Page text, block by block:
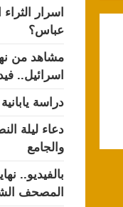
اسرار
عباس؟
مشاهد من
اسرائيل..
دراسة
دعاء ليلة
والجامع
بالفيديو..
المصحف